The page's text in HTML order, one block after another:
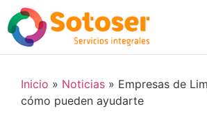
Inicio » Noticias » Empresas de
cómo pueden ayudarte